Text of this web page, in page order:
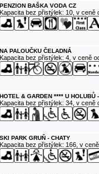
PENZION BAŠKA VODA CZ
Kapacita bez přistýlek: 10, v ceně
NA PALOUČKU ČELADNÁ
Kapacita bez přistýlek: 4, v ceně
HOTEL & GARDEN **** U HOLUBŮ
Kapacita bez přistýlek: 34, v ceně
SKI PARK GRUŇ - CHATY
Kapacita bez přistýlek: 166, v